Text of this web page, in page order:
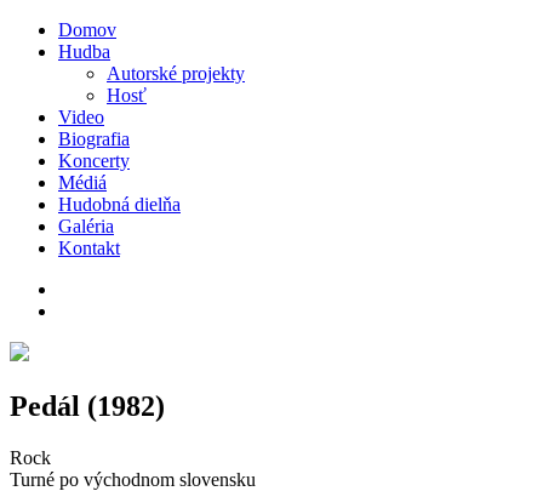
Domov
Hudba
Autorské projekty
Hosť
Video
Biografia
Koncerty
Médiá
Hudobná dielňa
Galéria
Kontakt
Pedál (1982)
Rock
Turné po východnom slovensku